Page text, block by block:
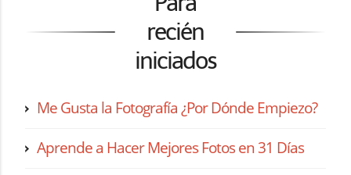
recién
iniciados
Me Gusta la Fotografía ¿Por Dónde Empiezo?
Aprende a Hacer Mejores Fotos en 31 Días